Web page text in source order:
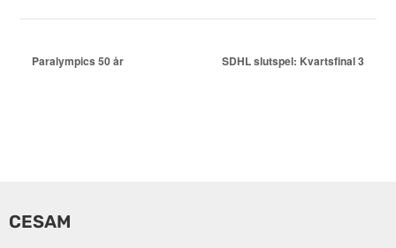
Paralympics 50 år SDHL slutspel: Kvartsfinal 3
CESAM